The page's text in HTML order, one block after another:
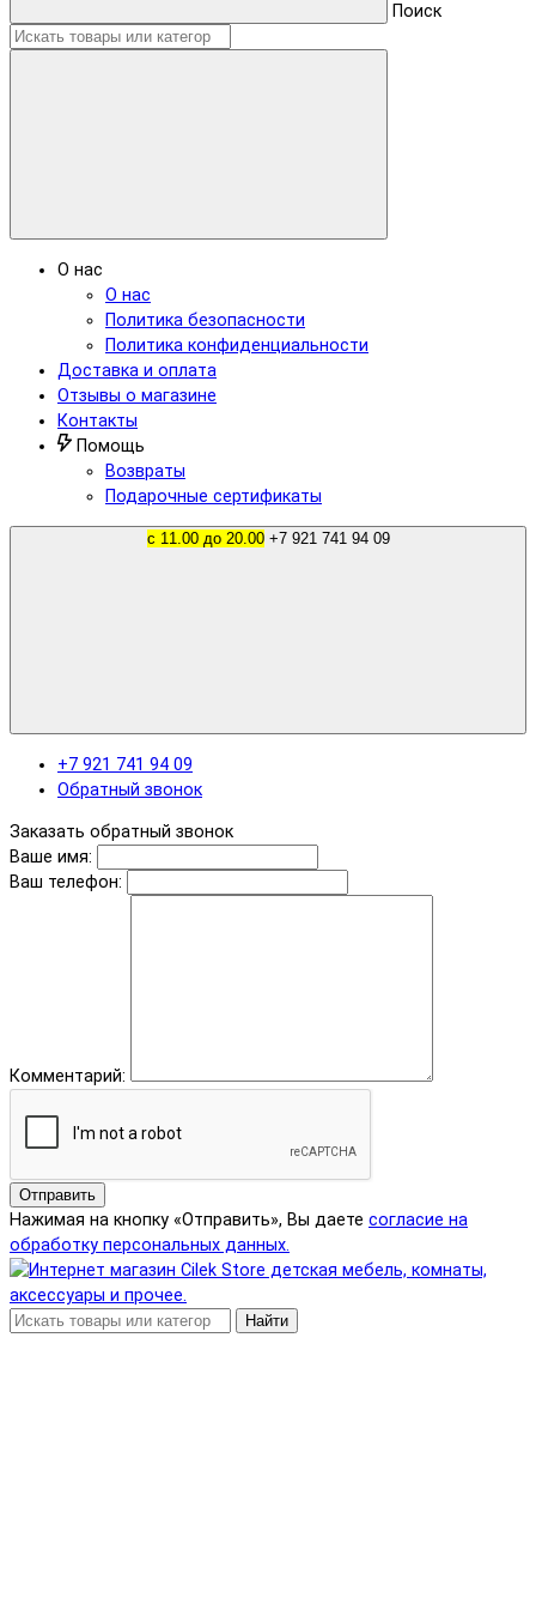
Поиск
О нас
О нас
Политика безопасности
Политика конфиденциальности
Доставка и оплата
Отзывы о магазине
Контакты
Помощь
Возвраты
Подарочные сертификаты
с 11.00 до 20.00 +7 921 741 94 09
+7 921 741 94 09
Обратный звонок
Заказать обратный звонок
Ваше имя:
Ваш телефон:
Комментарий:
Отправить
Нажимая на кнопку «Отправить», Вы даете согласие на
обработку персональных данных.
Найти